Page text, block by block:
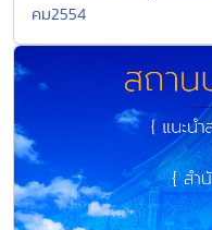
คม2554